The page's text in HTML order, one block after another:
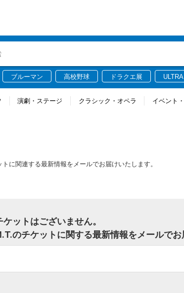
ブルーマン 高校野球 ドラクエ展
演劇・ステージ クラシック・オペラ イベント
に関連する最新情報をメールでお届けいたします。
ットはございません。
のチケットに関する最新情報をメールでお